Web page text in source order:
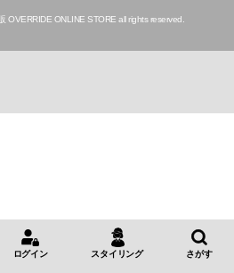
OVERRIDE ONLINE STORE all rights reserved.
ログイン スタイリング さがす